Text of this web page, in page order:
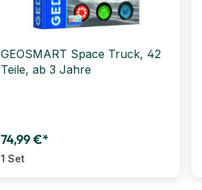
GEOSMART Space Truck, 42
Teile, ab 3 Jahre
74,99 €*
1 Set